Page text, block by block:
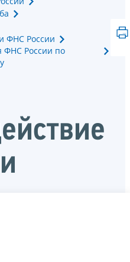
ФНС России
ФНС России по